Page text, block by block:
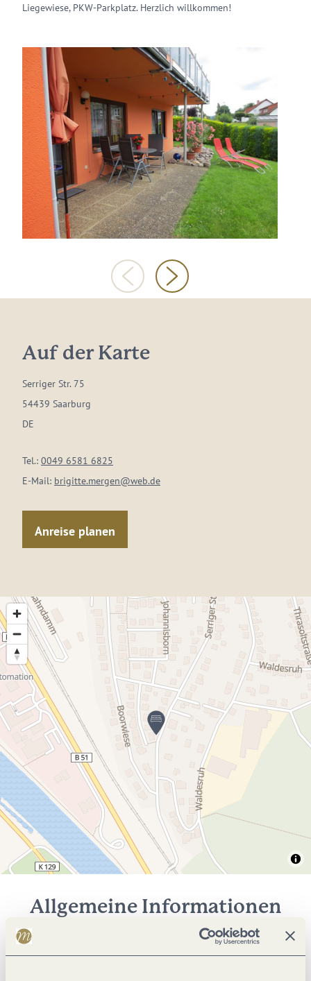
Liegewiese, PKW-Parkplatz. Herzlich willkommen!
Auf der Karte
Serriger Str. 75
54439 Saarburg
DE
Tel.: 0049 6581 6825
E-Mail: brigitte.mergen@web.de
Anreise planen
Allgemeine Informationen